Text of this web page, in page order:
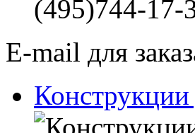
(495)744-17-
E-mail для
Конструкции